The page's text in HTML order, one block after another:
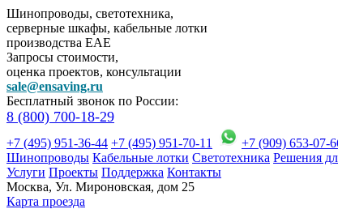
Шинопроводы, светотехника,
серверные шкафы, кабельные лотки
производства EAE
Запросы стоимости,
оценка проектов, консультации
sale@ensaving.ru
Бесплатный звонок по России:
8 (800) 700-18-29
+7 (495) 951-36-44 +7 (495) 951-70-11
+7 (909) 653-07-
Шинопроводы Кабельные лотки Светотехника Решения
Услуги Проекты Поддержка Контакты
Москва, Ул. Мироновская, дом 25
Карта проезда